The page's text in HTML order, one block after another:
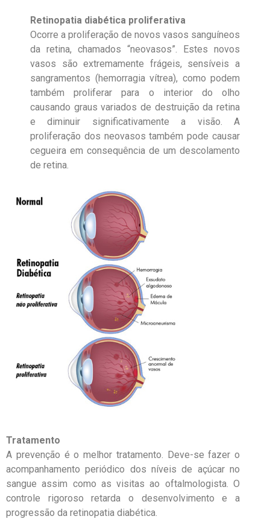
Retinopatia diabética proliferativa
Ocorre a proliferação de novos vasos sanguíneos
da retina, chamados “neovasos”. Estes novos
vasos são extremamente frágeis, sensíveis a
sangramentos (hemorragia vítrea), como podem
também proliferar para o interior do olho
causando graus variados de destruição da retina
e diminuir significativamente a visão. A
proliferação dos neovasos também pode causar
cegueira em consequência de um descolamento
de retina.
Tratamento
A prevenção é o melhor tratamento. Deve-se fazer o
acompanhamento periódico dos níveis de açúcar no
sangue assim como as visitas ao oftalmologista. O
controle rigoroso retarda o desenvolvimento e a
progressão da retinopatia diabética.